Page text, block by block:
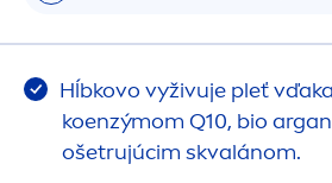
Hĺbkovo vyživuje pleť
koenzýmom Q10, bio
ošetrujúcim skvalánom.